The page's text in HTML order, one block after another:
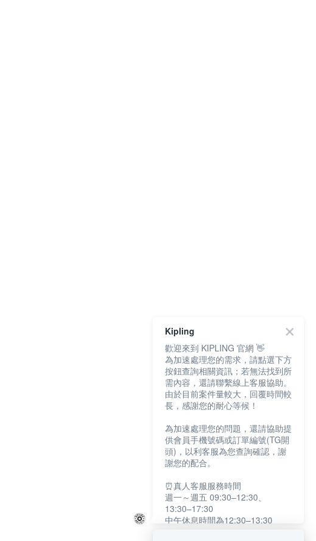
Kipling
歡迎來到 KIPLING 官網 👋
為加速處理您的需求，請點選下方
按鈕查詢相關資訊；若無法找到所
需內容，還請聯繫線上客服協助。
由於目前案件量較大，回覆時間較
長，感謝您的耐心等候！
為加速處理您的問題，還請協助提
供會員手機號碼或訂單編號(TG開
頭)，以利客服為您查詢確認，謝
謝您的配合。
⏰真人客服服務時間
週一～週五 09:30–12:30、
13:30–17:30
中午休息時間為12:30–13:30